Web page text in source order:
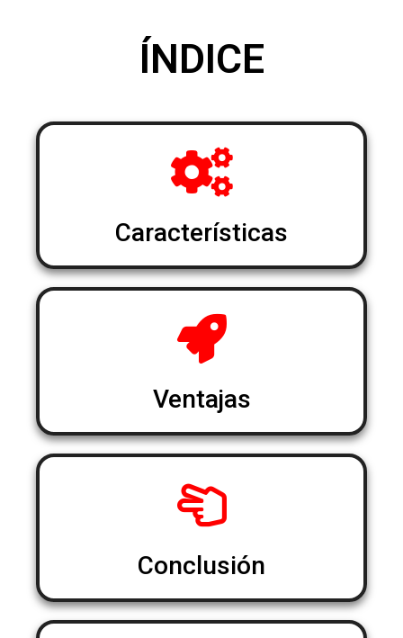
ÍNDICE
Características
Ventajas
Conclusión